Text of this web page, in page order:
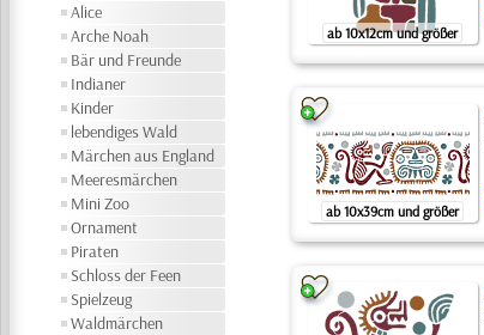
Alice
Arche Noah
Bär und Freunde
Indianer
Kinder
lebendiges Wald
Märchen aus England
Meeresmärchen
Mini Zoo
Ornament
Piraten
Schloss der Feen
Spielzeug
Waldmärchen
ab 10x12cm und größer
ab 10x39cm und größer